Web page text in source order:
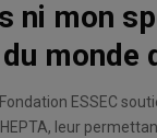
ni mon
monde
ESSEC
leur